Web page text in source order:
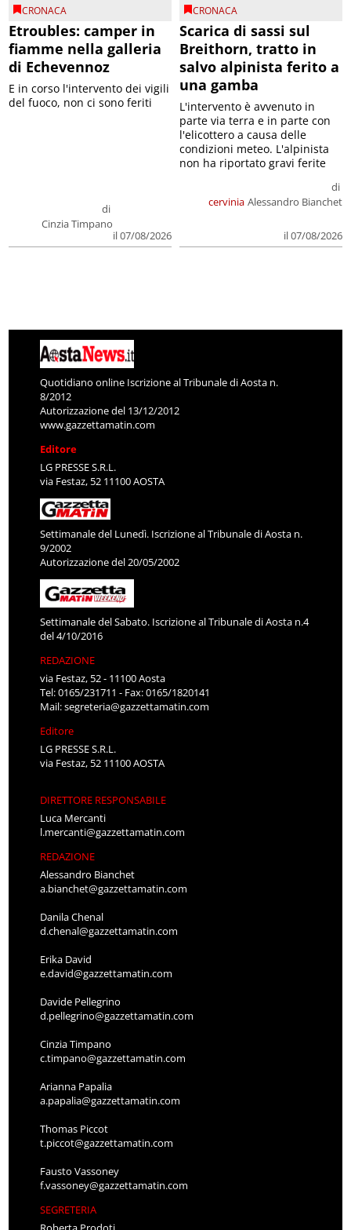
CRONACA
Etroubles: camper in
fiamme nella galleria
di Echevennoz
di
Cinzia Timpano
il 07/08/2026
E in corso l'intervento dei vigili
del fuoco, non ci sono feriti
CRONACA
Scarica di sassi sul
Breithorn, tratto in
salvo alpinista ferito a
una gamba
cervinia
di
Alessandro Bianchet
il 07/08/2026
L'intervento è avvenuto in
parte via terra e in parte con
l'elicottero a causa delle
condizioni meteo. L'alpinista
non ha riportato gravi ferite
Quotidiano online Iscrizione al Tribunale di Aosta n.
8/2012
Autorizzazione del 13/12/2012
www.gazzettamatin.com
Editore
LG PRESSE S.R.L.
via Festaz, 52 11100 AOSTA
Settimanale del Lunedì. Iscrizione al Tribunale di Aosta n.
9/2002
Autorizzazione del 20/05/2002
Settimanale del Sabato. Iscrizione al Tribunale di Aosta n.4
del 4/10/2016
REDAZIONE
via Festaz, 52 - 11100 Aosta
Tel: 0165/231711 - Fax: 0165/1820141
Mail:segreteria@gazzettamatin.com
Editore
LG PRESSE S.R.L.
via Festaz, 52 11100 AOSTA
DIRETTORE RESPONSABILE
Luca Mercanti
l.mercanti@gazzettamatin.com
REDAZIONE
Alessandro Bianchet
a.bianchet@gazzettamatin.com
Danila Chenal
d.chenal@gazzettamatin.com
Erika David
e.david@gazzettamatin.com
Davide Pellegrino
d.pellegrino@gazzettamatin.com
Cinzia Timpano
c.timpano@gazzettamatin.com
Arianna Papalia
a.papalia@gazzettamatin.com
Thomas Piccot
t.piccot@gazzettamatin.com
Fausto Vassoney
f.vassoney@gazzettamatin.com
SEGRETERIA